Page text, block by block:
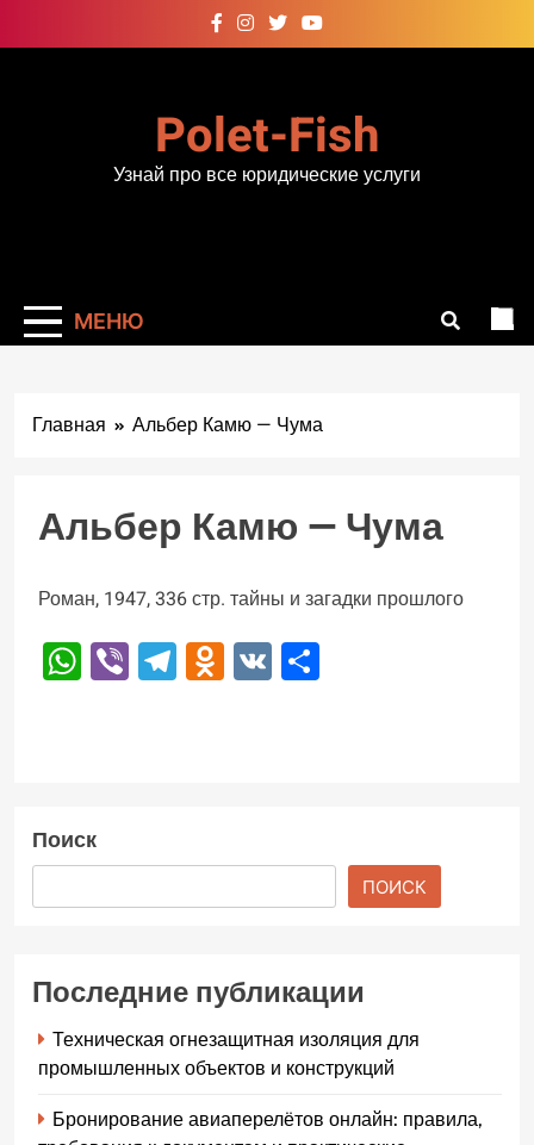
к
Polet-Fish
Узнай про все юридические услуги
МЕНЮ
Главная Альбер Камю — Чума
Альбер Камю — Чума
Роман, 1947, 336 стр. тайны и загадки прошлого
WhatsApp
ViberTelegram
Odnoklassniki
VK
Поиск
ПОИСК
Последние публикации
Техническая огнезащитная изоляция для
промышленных объектов и конструкций
Бронирование авиаперелётов онлайн: правила,